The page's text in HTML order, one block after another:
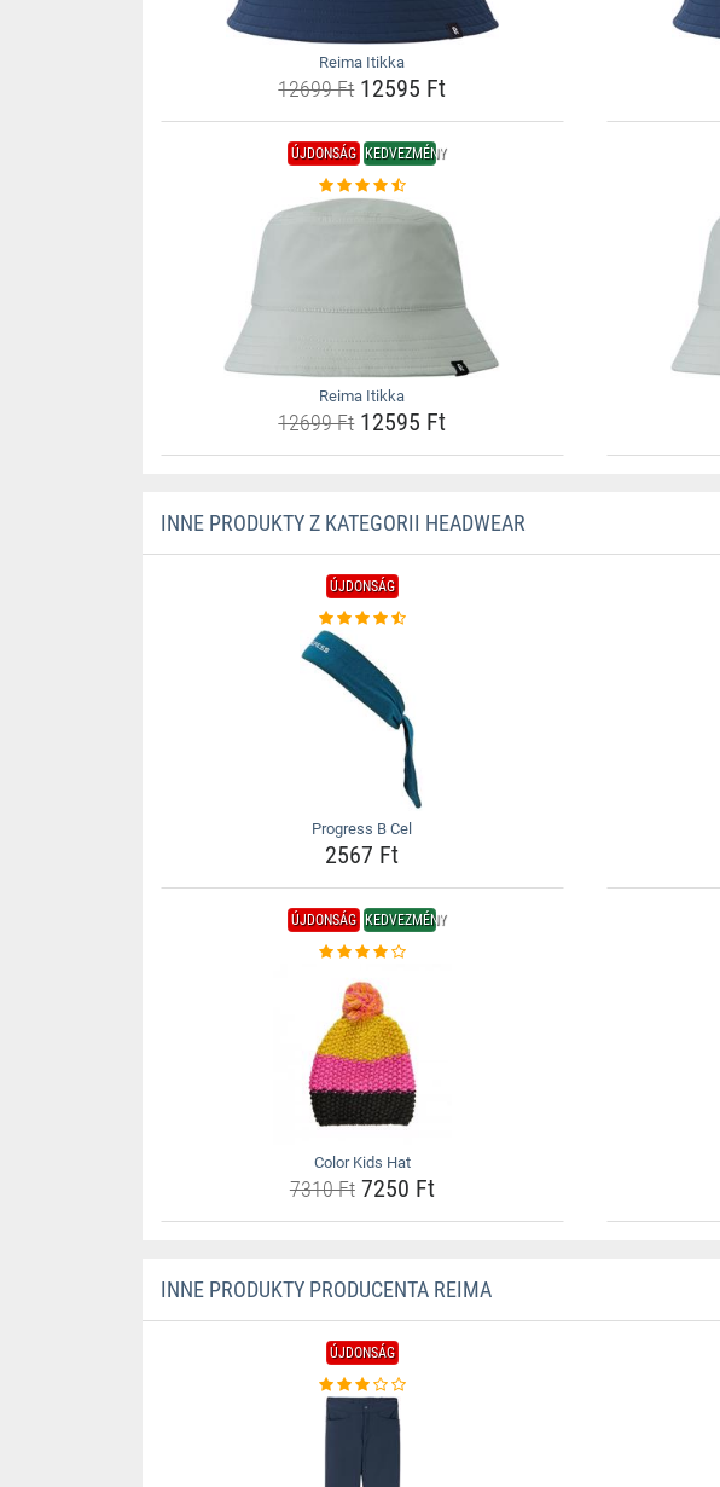
Reima Itikka
12699 Ft12595 Ft
ÚJDONSÁG KEDVEZMÉNY
Reima Itikka
12699 Ft12595 Ft
INNE PRODUKTY Z KATEGORII HEADWEAR
ÚJDONSÁG
Progress B Cel
2567 Ft
ÚJDONSÁG KEDVEZMÉNY
Color Kids Hat
7310 Ft7250 Ft
INNE PRODUKTY PRODUCENTA REIMA
ÚJDONSÁG